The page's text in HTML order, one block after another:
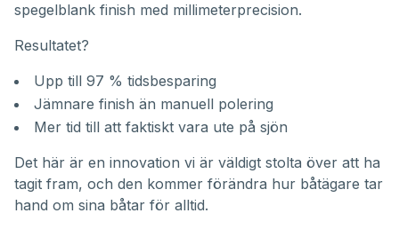
spegelblank finish med millimeterprecision.
Resultatet?
Upp till 97 % tidsbesparing
Jämnare finish än manuell polering
Mer tid till att faktiskt vara ute på sjön
Det här är en innovation vi är väldigt stolta över att ha
tagit fram, och den kommer förändra hur båtägare tar
hand om sina båtar för alltid.